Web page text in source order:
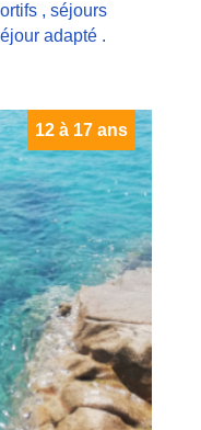
, séjours
adapté .
12 à 17 ans